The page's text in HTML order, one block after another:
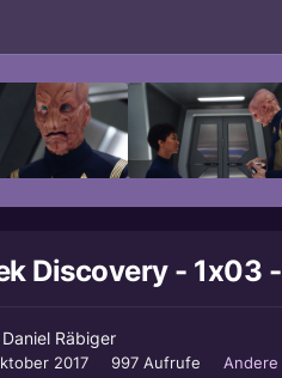
Discovery - 1x03
Daniel Räbiger
2017 997 Aufrufe